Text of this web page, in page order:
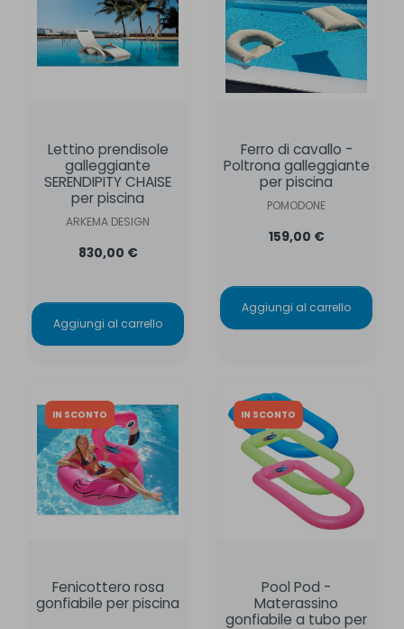
Lettino prendisole
galleggiante
SERENDIPITY CHAISE
per piscina
ARKEMA DESIGN
830,00 €
Aggiungi al carrello
Ferro di cavallo -
Poltrona galleggiante
per piscina
POMODONE
159,00 €
Aggiungi al carrello
Fenicottero rosa
gonfiabile per piscina
IN SCONTO
Pool Pod -
Materassino
gonfiabile a tubo per
IN SCONTO